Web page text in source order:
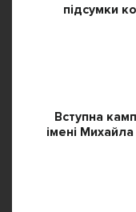
підсумки
Вступна
імені